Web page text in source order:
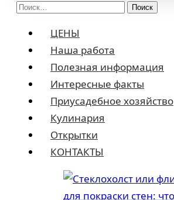
Найти:
ЦЕНЫ
Наша работа
Полезная информация
Интересные факты
Приусадебное хозяйство
Кулинария
Открытки
КОНТАКТЫ